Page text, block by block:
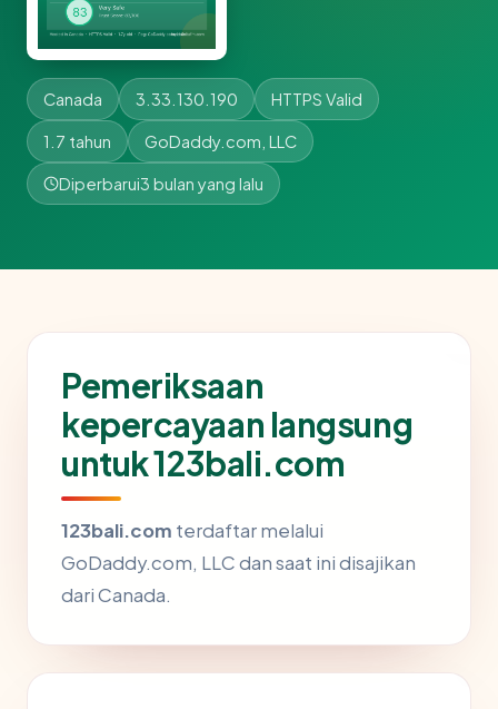
Canada 3.33.130.190 HTTPS Valid
1.7 tahun GoDaddy.com, LLC
Diperbarui3 bulan yang lalu
Pemeriksaan
kepercayaan langsung
untuk 123bali.com
123bali.com terdaftar melalui
GoDaddy.com, LLC dan saat ini disajikan
dari Canada.